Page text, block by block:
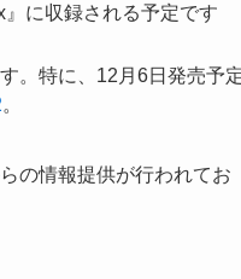
に収録される予定です
。特に、12月6日発売予
。
の情報提供が行われてお